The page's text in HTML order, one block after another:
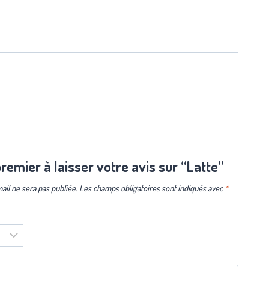
à laisser votre avis sur “Latte”
ne sera pas publiée. Les champs obligatoires sont indiqués avec *